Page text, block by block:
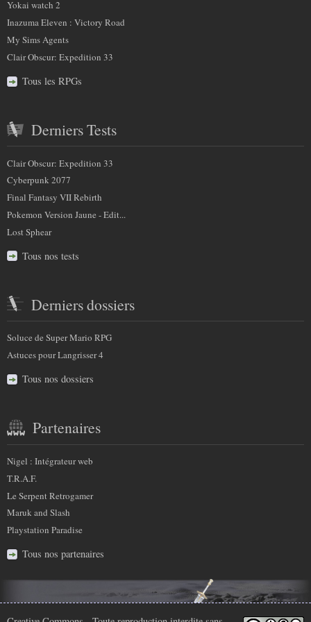
Yokai watch 2
Inazuma Eleven : Victory Road
My Sims Agents
Clair Obscur: Expedition 33
Tous les RPGs
Derniers Tests
Clair Obscur: Expedition 33
Cyberpunk 2077
Final Fantasy VII Rebirth
Pokemon Version Jaune - Edit...
Lost Sphear
Tous nos tests
Derniers dossiers
Soluce de Super Mario RPG
Astuces pour Langrisser 4
Tous nos dossiers
Partenaires
Nigel : Intégrateur web
T.R.A.F.
Le Serpent Retrogamer
Maruk and Slash
Playstation Paradise
Tous nos partenaires